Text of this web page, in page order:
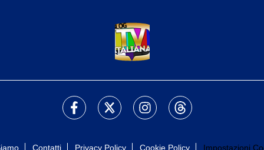
Contatti Privacy Policy Cookie Policy Impostazioni